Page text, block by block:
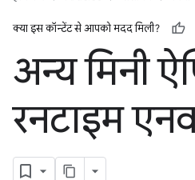
क्या इस कॉन्टेंट से आपको मदद मिली?
अन्य मिनी
रनटाइम